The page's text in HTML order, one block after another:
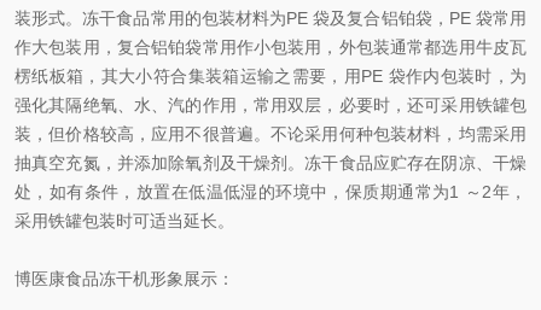
装形式。冻干食品常用的包装材料为PE 袋及复合铝铂袋，PE 袋常用
作大包装用，复合铝铂袋常用作小包装用，外包装通常都选用牛皮瓦
楞纸板箱，其大小符合集装箱运输之需要，用PE 袋作内包装时，为
强化其隔绝氧、水、汽的作用，常用双层，必要时，还可采用铁罐包
装，但价格较高，应用不很普遍。不论采用何种包装材料，均需采用
抽真空充氮，并添加除氧剂及干燥剂。冻干食品应贮存在阴凉、干燥
处，如有条件，放置在低温低湿的环境中，保质期通常为1 ～2年，
采用铁罐包装时可适当延长。
博医康食品冻干机形象展示：